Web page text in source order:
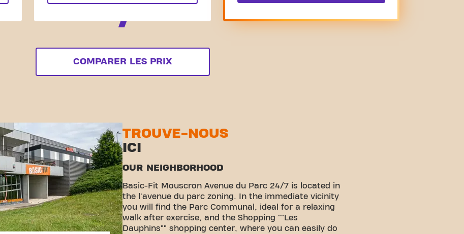
COMPARER LES PRIX
TROUVE-NOUS
ICI
OUR NEIGHBORHOOD
Basic-Fit Mouscron Avenue du Parc 24/7 is located in
the l'avenue du parc zoning. In the immediate vicinity
you will find the Parc Communal, ideal for a relaxing
walk after exercise, and the Shopping ""Les
Dauphins"" shopping center, where you can easily do